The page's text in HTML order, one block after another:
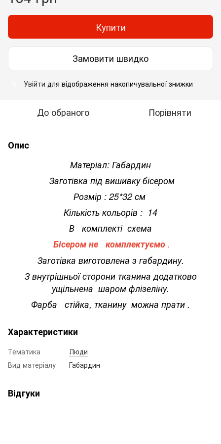
Купити
Замовити швидко
Увійти для відображення накопичувальної знижки
До обраного Порівняти
Опис
Матеріал: Габардин
Заготівка під вишивку бісером
Розмір : 25*32 см
Кількість кольорів : 14
В комплекті схема
Бісером не комплектуємо .
Заготівка виготовлена з габардину.
З внутрішньої сторони тканина додатково
ущільнена шаром флізеліну.
Фарба стійка, тканину можна прати .
Характеристики
Тематика
Люди
Вид матеріалу
Габардин
Відгуки